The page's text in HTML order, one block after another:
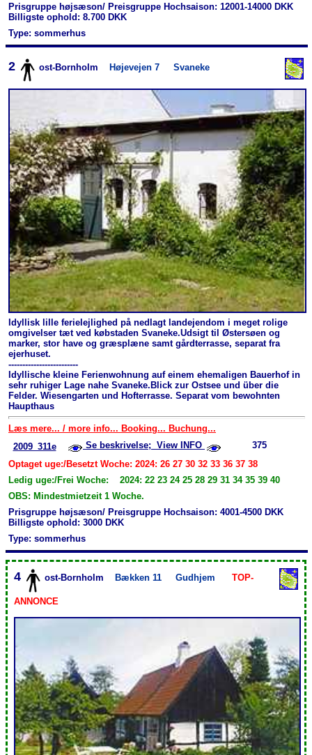
Prisgruppe højsæson/ Preisgruppe Hochsaison: 12001-14000 DKK
Billigste ophold: 8.700 DKK
Type: sommerhus
2 ost-Bornholm Højevejen 7 Svaneke
Idyllisk lille ferielejlighed på nedlagt landejendom i meget rolige
omgivelser tæt ved købstaden Svaneke.Udsigt til Østersøen og
marker, stor have og græsplæne samt gårdterrasse, separat fra
ejerhuset.
-------------------------
Idyllische kleine Ferienwohnung auf einem ehemaligen Bauerhof in
sehr ruhiger Lage nahe Svaneke.Blick zur Ostsee und über die
Felder. Wiesengarten und Hofterrasse. Separat vom bewohnten
Haupthaus
Læs mere... / more info... Booking... Buchung...
2009_311e
Se beskrivelse; View INFO
375
Optaget uge:/Besetzt Woche: 2024: 26 27 30 32 33 36 37 38
Ledig uge:/Frei Woche: 2024: 22 23 24 25 28 29 31 34 35 39 40
OBS: Mindestmietzeit 1 Woche.
Prisgruppe højsæson/ Preisgruppe Hochsaison: 4001-4500 DKK
Billigste ophold: 3000 DKK
Type: sommerhus
4 ost-Bornholm Bækken 11 Gudhjem TOP-
ANNONCE